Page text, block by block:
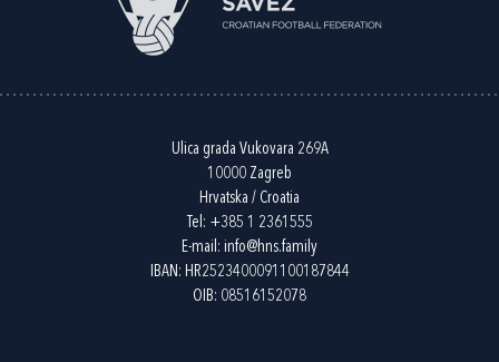
Ulica grada Vukovara 269A
10000 Zagreb
Hrvatska / Croatia
Tel: +385 1 2361555
E-mail: info@hns.family
IBAN: HR2523400091100187844
OIB: 08516152078